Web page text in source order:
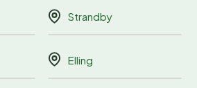
Strandby
Elling